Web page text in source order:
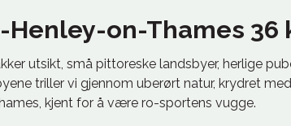
on-Thames 36
utsikt, små pittoreske landsbyer, herlige
triller vi gjennom uberørt natur, krydret
kjent for å være ro-sportens vugge.